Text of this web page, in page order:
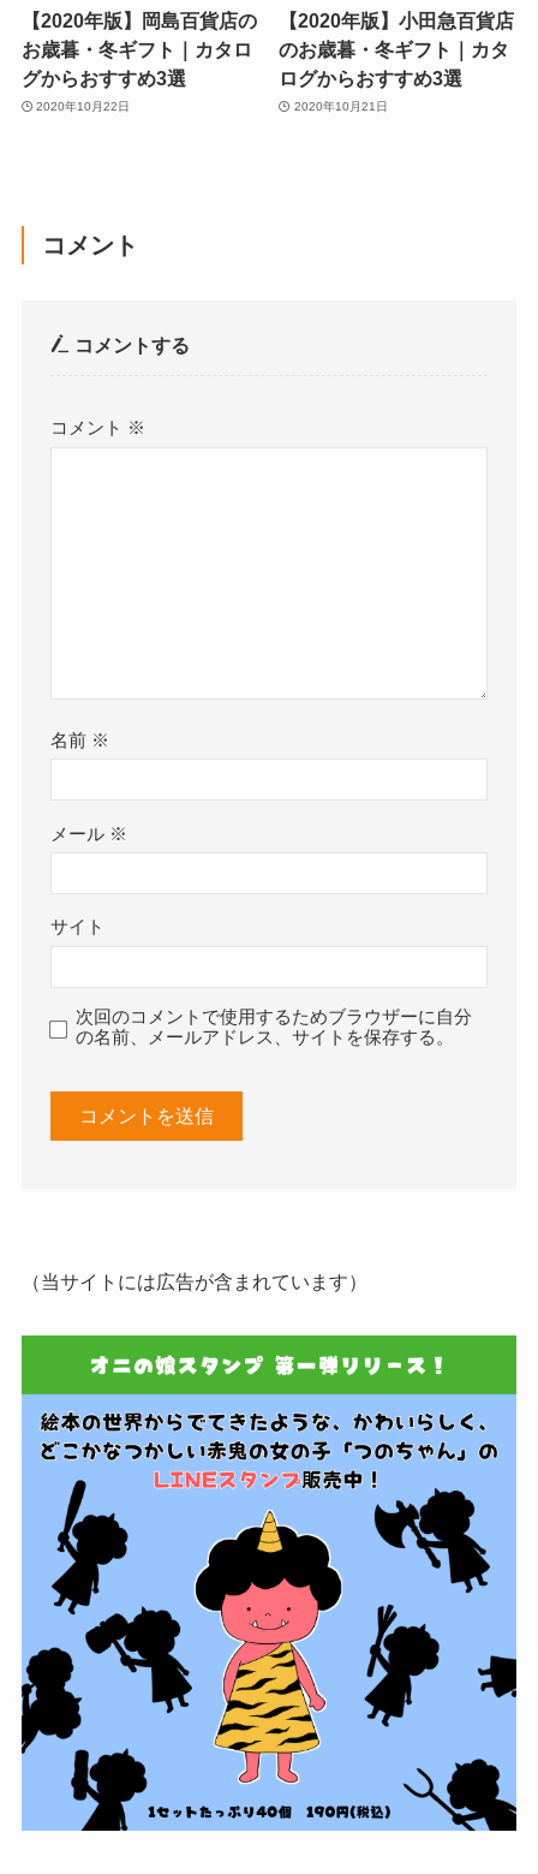
【2020年版】岡島百貨店の
お歳暮・冬ギフト｜カタロ
グからおすすめ3選
2020年10月22日
【2020年版】小田急百貨店
のお歳暮・冬ギフト｜カタ
ログからおすすめ3選
2020年10月21日
コメント
コメントする
コメント ※
名前 ※
メール ※
サイト
次回のコメントで使用するためブラウザーに自分
の名前、メールアドレス、サイトを保存する。
（当サイトには広告が含まれています）